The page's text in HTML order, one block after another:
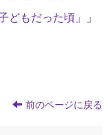
a
i
どもだった頃」
」
前のページに戻る